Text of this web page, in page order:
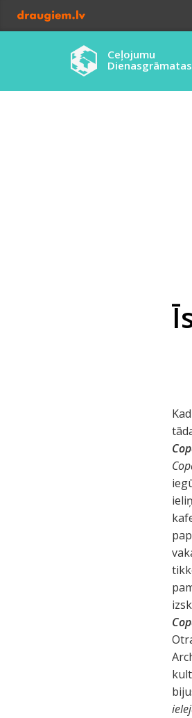
Ceļojumu
Dienasgrāmatas